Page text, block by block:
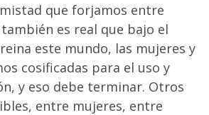
que forjamos entre
es real que bajo el
este mundo, las mujeres y
cosificadas para el uso y
y eso debe terminar. Otros
entre mujeres, entre